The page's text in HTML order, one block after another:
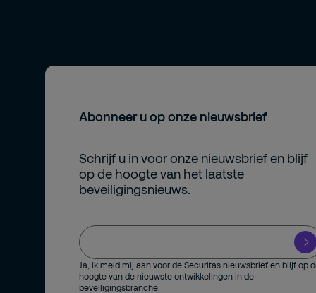
Abonneer u op onze nieuwsbrief
Schrijf u in voor onze nieuwsbrief en blijf
op de hoogte van het laatste
beveiligingsnieuws.
Ja, ik meld mij aan voor de Securitas nieuwsbrief en blijf op
hoogte van de nieuwste ontwikkelingen in de
beveiligingsbranche.